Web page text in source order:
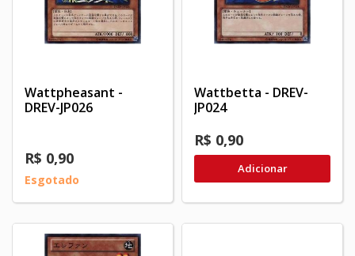
Wattpheasant -
DREV-JP026
R$ 0,90
Esgotado
Wattbetta - DREV-
JP024
R$ 0,90
Adicionar